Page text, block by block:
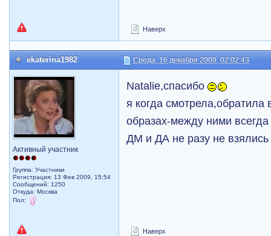
Наверх
ekaterina1982 Среда, 16 декабря 2009, 02:02:43
Активный участник
Группа: Участники
Регистрация: 13 Фев 2009, 15:54
Сообщений: 1250
Откуда: Москва
Пол:
Natalie,спасибо
я когда смотрела,обратила
образах-между ними всегда
ДМ и ДА не разу не
Наверх